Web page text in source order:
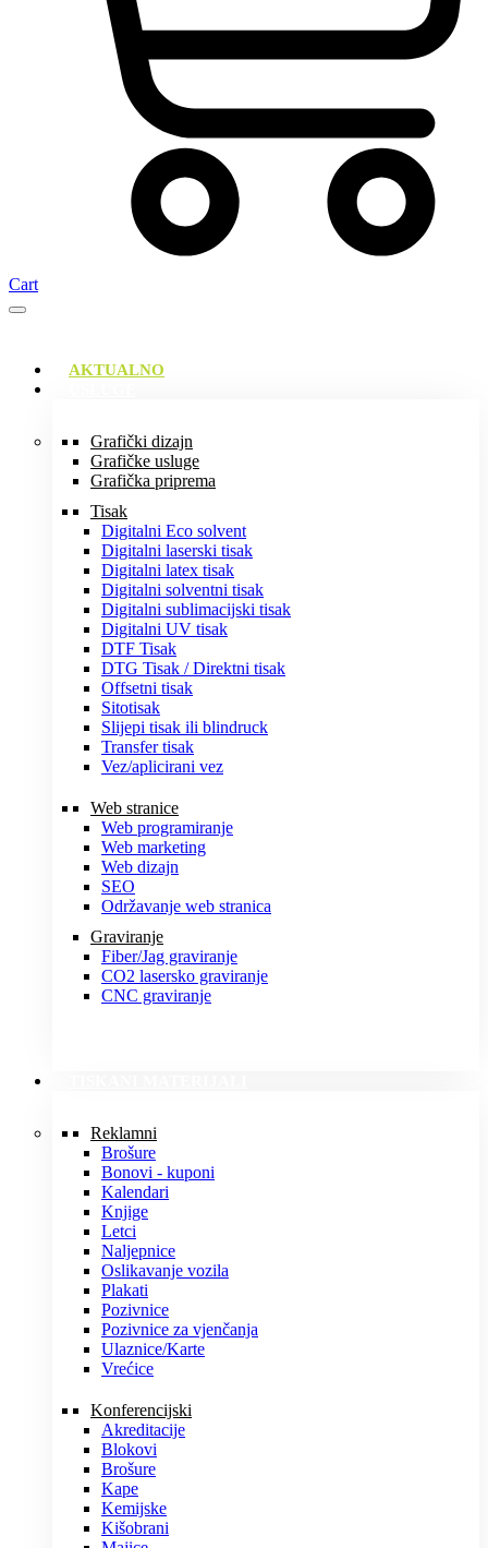
Cart
AKTUALNO
Grafički dizajn
Grafičke usluge
Grafička priprema
Tisak
Digitalni Eco solvent
Digitalni laserski tisak
Digitalni latex tisak
Digitalni solventni tisak
Digitalni sublimacijski tisak
Digitalni UV tisak
DTF Tisak
DTG Tisak / Direktni tisak
Offsetni tisak
Sitotisak
Slijepi tisak ili blindruck
Transfer tisak
Vez/aplicirani vez
Web stranice
Web programiranje
Web marketing
Web dizajn
SEO
Održavanje web stranica
Graviranje
Fiber/Jag graviranje
CO2 lasersko graviranje
CNC graviranje
Reklamni
Brošure
Bonovi - kuponi
Kalendari
Knjige
Letci
Naljepnice
Oslikavanje vozila
Plakati
Pozivnice
Pozivnice za vjenčanja
Ulaznice/Karte
Vrećice
Konferencijski
Akreditacije
Blokovi
Brošure
Kape
Kemijske
Kišobrani